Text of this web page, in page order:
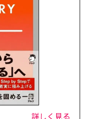
詳しく見る